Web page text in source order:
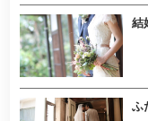
結
ふ